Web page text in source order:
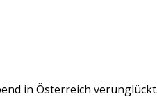
in Österreich